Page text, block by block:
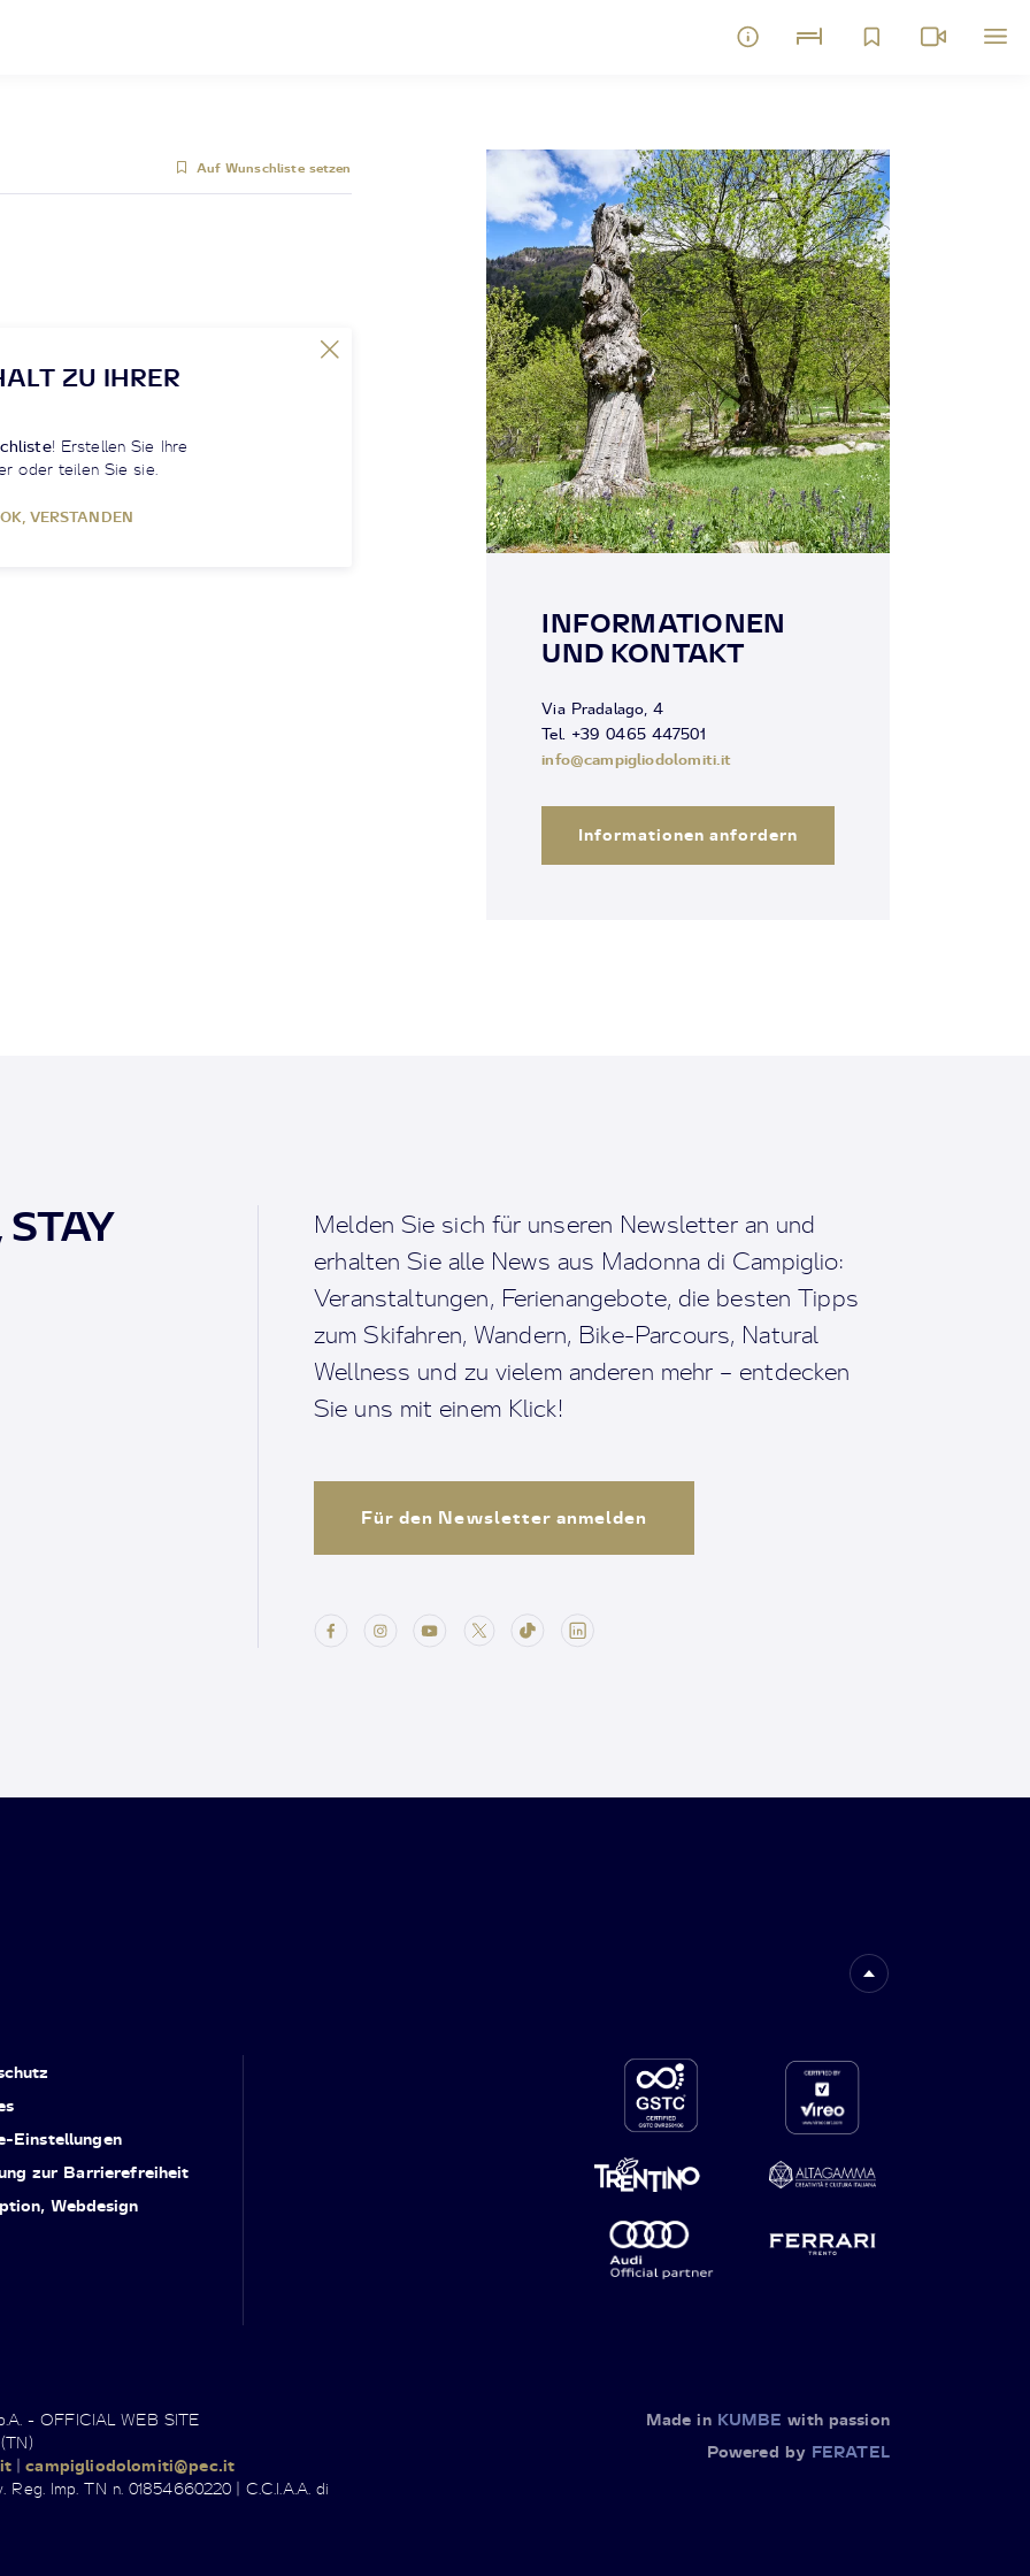
Auf Wunschliste setzen
ZU IHRER
! Erstellen Sie Ihre
oder teilen Sie sie.
OK, VERSTANDEN
INFORMATIONEN
UND KONTAKT
Via Pradalago, 4
Tel. +39 0465 447501
info@campigliodolomiti.it
Informationen anfordern
STAY
Melden Sie sich für unseren Newsletter an und
erhalten Sie alle News aus Madonna di Campiglio:
Veranstaltungen, Ferienangebote, die besten Tipps
zum Skifahren, Wandern, Bike-Parcours, Natural
Wellness und zu vielem anderen mehr – entdecken
Sie uns mit einem Klick!
Für den Newsletter anmelden
Einstellungen
zur Barrierefreiheit
Webdesign
- OFFICIAL WEB SITE
|campigliodolomiti@pec.it
Imp. TN n. 01854660220 | C.C.I.A.A. di
Made in KUMBE with passion
Powered by FERATEL